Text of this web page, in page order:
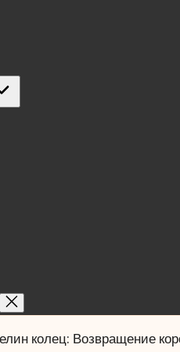
колец: Возвращение